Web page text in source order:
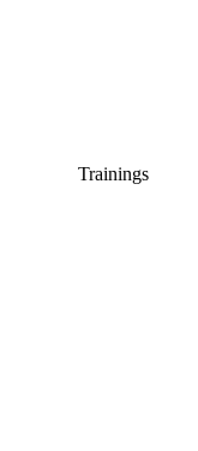
Trainings